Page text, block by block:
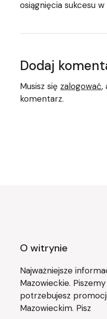
osiągnięcia sukcesu
Dodaj
Musisz się zalogować,
komentarz.
O witrynie
Najważniejsze
Mazowieckie.
potrzebujesz
Mazowieckim. Pisz